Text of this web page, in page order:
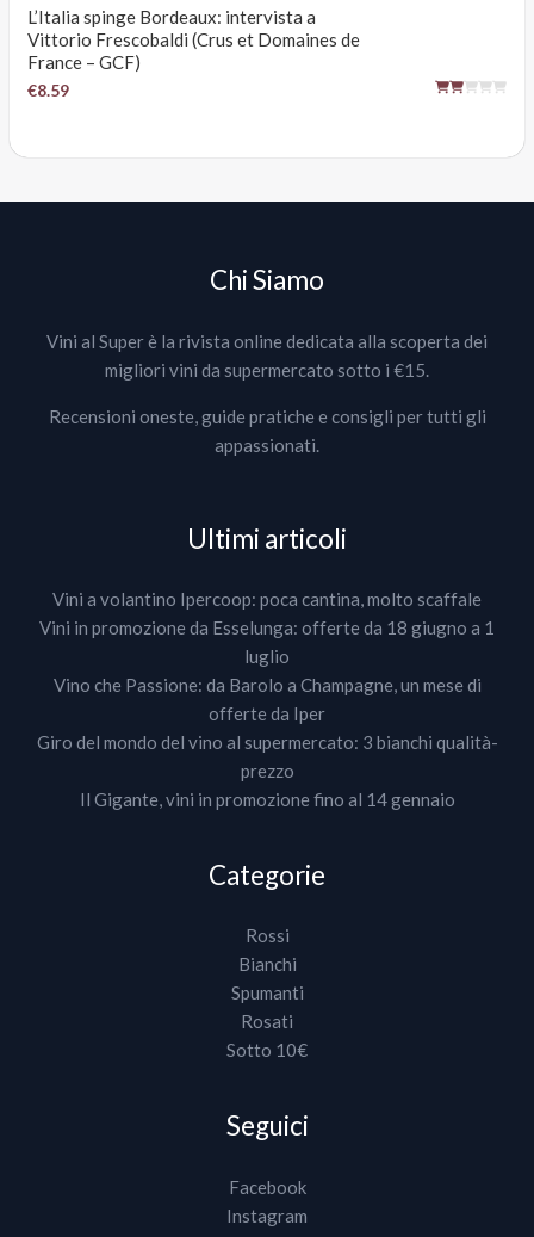
L’Italia spinge Bordeaux: intervista a
Vittorio Frescobaldi (Crus et Domaines de
France – GCF)
€8.59
Chi Siamo
Vini al Super è la rivista online dedicata alla scoperta dei
migliori vini da supermercato sotto i €15.
Recensioni oneste, guide pratiche e consigli per tutti gli
appassionati.
Ultimi articoli
Vini a volantino Ipercoop: poca cantina, molto scaffale
Vini in promozione da Esselunga: offerte da 18 giugno a 1
luglio
Vino che Passione: da Barolo a Champagne, un mese di
offerte da Iper
Giro del mondo del vino al supermercato: 3 bianchi qualità-
prezzo
Il Gigante, vini in promozione fino al 14 gennaio
Categorie
Rossi
Bianchi
Spumanti
Rosati
Sotto 10€
Seguici
Facebook
Instagram